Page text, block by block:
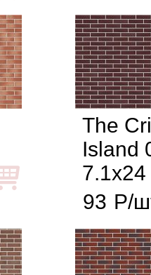
The
Island
7.1x24
93 Р/